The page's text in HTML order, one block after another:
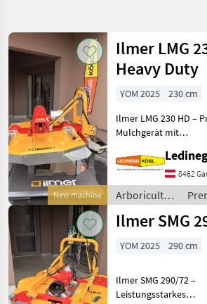
Category Place Filter
CURRENT
PATH
Agriculture
technology
Arboriculture
Equipment
Mulchers
For Fruit
Ilmer
SELECT
CATEGORY
Ilmer
Reset
Show
7
results
New machine
Ilmer LMG
Heavy Duty
YOM 2025
230 cm
Ilmer LMG 230 HD –
Mulchgerät mit
Schnittleistung und
präzisem Schnittbild
Beschreibung: Der
LMG 230 HD ist ein
Mulchgerät in
8462
Arboriculture
equipment /
Ilmer
Ilmer SMG
YOM 2025 290 cm
Ilmer SMG 290/72 –
Leistungsstarkes